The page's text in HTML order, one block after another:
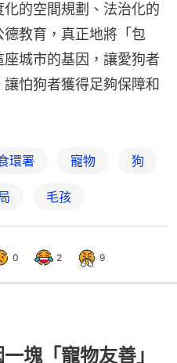
的空間規劃、法治化的
教育，真正地將「包
城市的基因，讓愛狗者
怕狗者獲得足夠保障和
環署 寵物 狗
毛孩
0 2 9
塊「寵物友善」